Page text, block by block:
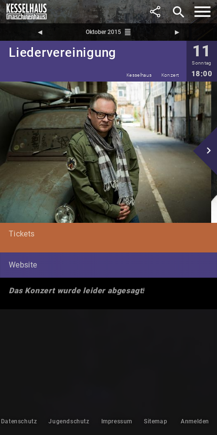
search
◀︎ Oktober 2015 reorder ▶︎
Liedervereinigung 11
Sonntag
18:00
Kesselhaus Konzert
navigate_next
Tickets
Website
Das Konzert wurde leider abgesagt!
Datenschutz Jugendschutz Impressum Sitemap Anmelden